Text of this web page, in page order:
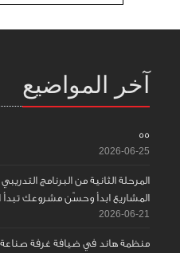
آخر المواضيع
55
2026-06-25
المرحلة الثانية من البرنامج
المشاريع ابدأ وحسّن مشروعك تبدأ
2026-06-21
منظمة هاند في ضيافة غرفة